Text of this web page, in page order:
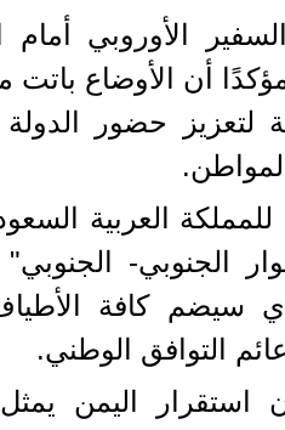
الأوروبي أمام
أن الأوضاع
لتعزيز حضور
للمملكة العربية
الجنوبي-
سيضم كافة
التوافق الوطني.
استقرار اليمن